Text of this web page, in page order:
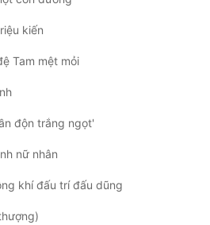
kiến
Tam mệt mỏi
độn trắng ngọt'
nữ nhân
khí đấu trí đấu dũng